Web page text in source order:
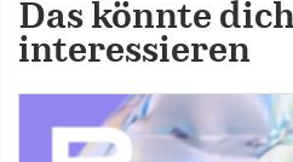
Das könnte
interessieren